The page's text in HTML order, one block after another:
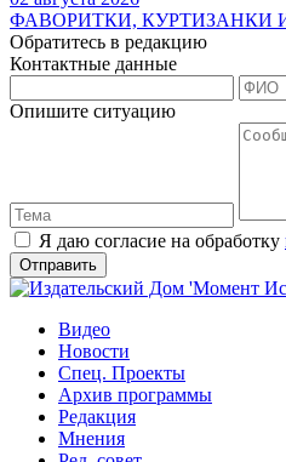
ФАВОРИТКИ, КУРТИЗАНКИ
Обратитесь в редакцию
Контактные данные
Опишите ситуацию
Я даю согласие на обработку
Видео
Новости
Спец. Проекты
Архив программы
Редакция
Мнения